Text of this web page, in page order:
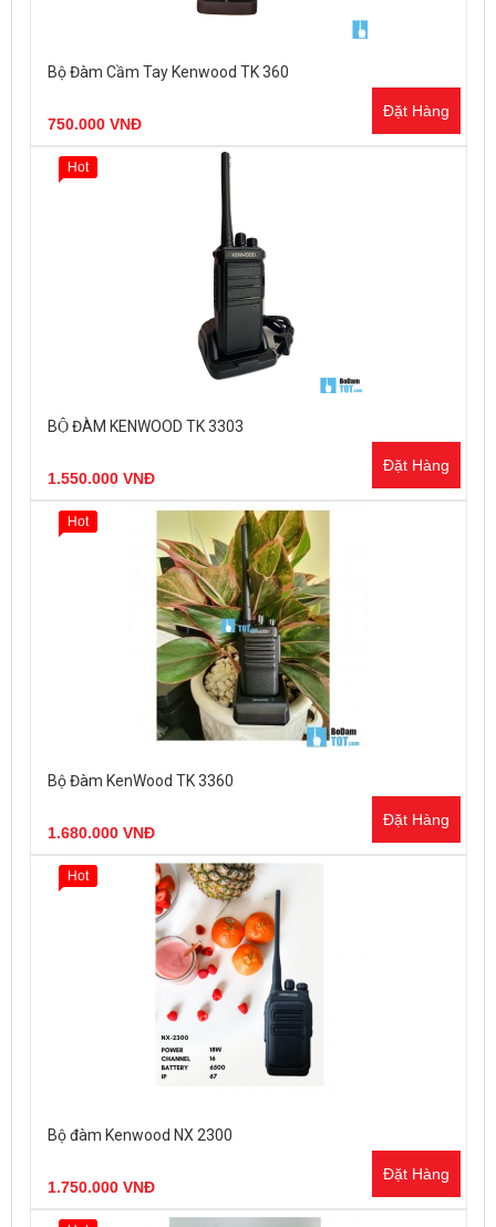
Bộ Đàm Cầm Tay Kenwood TK 360
750.000 VNĐ
Đặt Hàng
BỘ ĐÀM KENWOOD TK 3303
1.550.000 VNĐ
Đặt Hàng
Hot
Bộ Đàm KenWood TK 3360
1.680.000 VNĐ
Đặt Hàng
Hot
Bộ đàm Kenwood NX 2300
1.750.000 VNĐ
Đặt Hàng
Hot